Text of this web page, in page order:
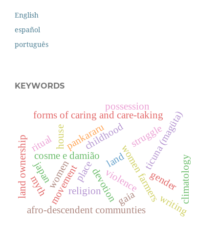
English
español
português
KEYWORDS
devotion
cosme e damião
childhood
religion
forms of caring and care-taking
movement
women
pankararu
afro-descendent communties
women farmers
ticuna (magüta)
land
gender
struggle
house
violence climatology
gaia
land ownership place
japan
possession
writing
ritual
myth